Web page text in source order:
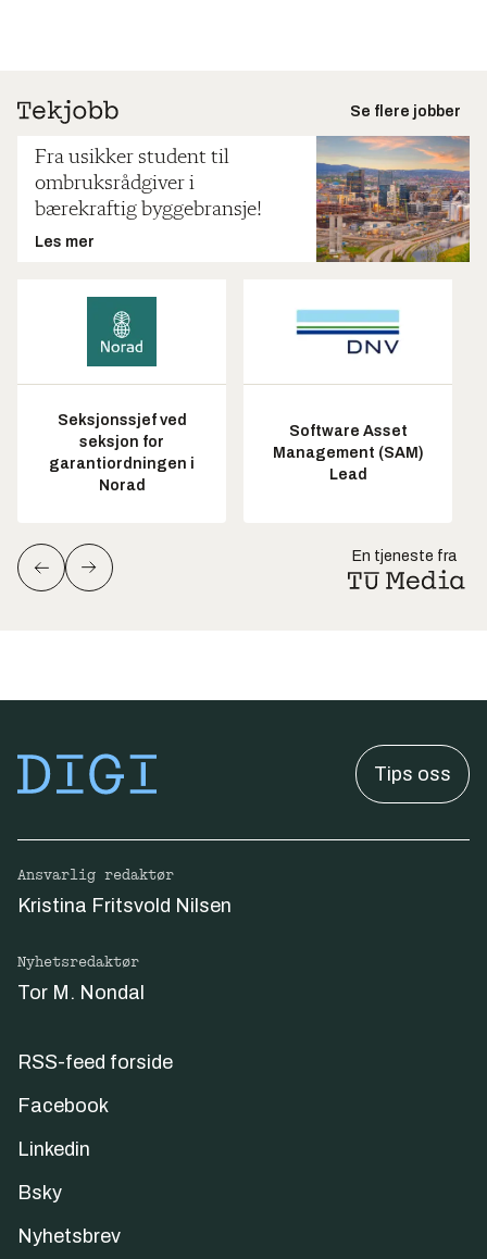
Se flere jobber
Fra usikker student til
ombruksrådgiver i
bærekraftig byggebransje!
Les mer
Seksjonssjef ved
seksjon for
garantiordningen i
Norad
Software Asset
Management (SAM)
Lead
En tjeneste fra
Tips oss
Ansvarlig redaktør
Kristina Fritsvold Nilsen
Nyhetsredaktør
Tor M. Nondal
RSS-feed forside
Facebook
Linkedin
Bsky
Nyhetsbrev